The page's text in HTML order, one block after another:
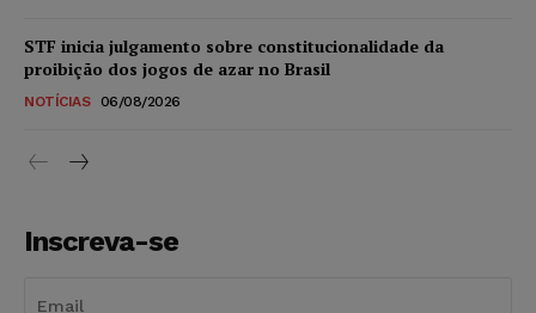
STF inicia julgamento sobre constitucionalidade da
proibição dos jogos de azar no Brasil
NOTÍCIAS 06/08/2026
Inscreva-se